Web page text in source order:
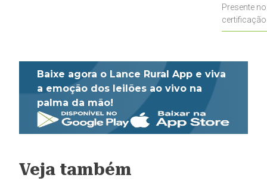
Presente
Baixe agora o Lance Rural App e viva
a emoção dos leilões ao vivo na
palma da mão!
Veja também